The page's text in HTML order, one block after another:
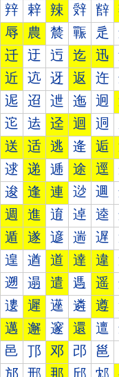
辡 辢 辣 辤 辥
辱 農 辳 辴 辵
迁 迂 迃 迄 迅
近 迒 迓 返 迕
迡 迢 迣 迤 迥
迱 迲 迳 迴 迵
送 适 逃 逄 逅
逑 递 逓 途 逕
逡 逢 連 逤 逥
週 進 逳 逴 逵
遁 遂 遃 遄 遅
遑 遒 道 達 違
遡 遢 遣 遤 遥
遱 遲 遳 遴 遵
邁 邂 邃 還 邅
邑 邒 邓 邔 邕
邡 邢 那 邤 邥